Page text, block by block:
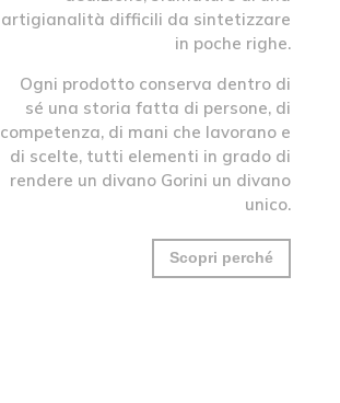
artigianalità difficili da sintetizzare
in poche righe.
Ogni prodotto conserva dentro di
sé una storia fatta di persone, di
competenza, di mani che lavorano e
di scelte, tutti elementi in grado di
rendere un divano Gorini un divano
unico.
Scopri perché